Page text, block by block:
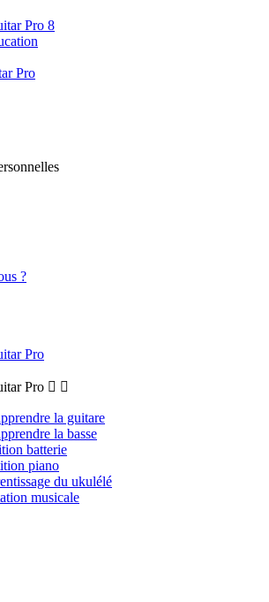
Pro 8
Pro
?
Pro
Pro  
la guitare
la basse
batterie
piano
du ukulélé
musicale